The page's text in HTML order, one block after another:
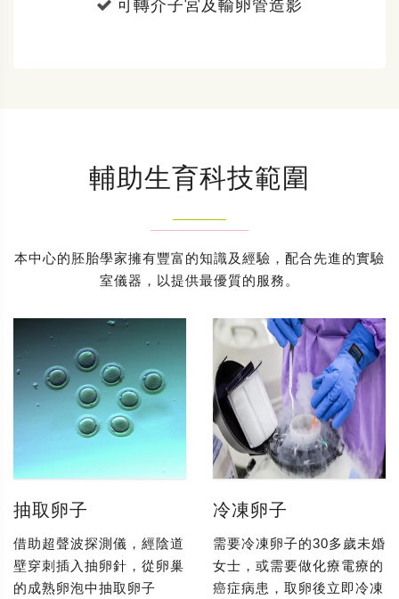
可轉介子宮及輸卵管造影
輔助生育科技範圍
本中心的胚胎學家擁有豐富的知識及經驗，配合先進的實驗
室儀器，以提供最優質的服務。
抽取卵子
借助超聲波探測儀，經陰道
壁穿刺插入抽卵針，從卵巢
的成熟卵泡中抽取卵子
冷凍卵子
需要冷凍卵子的30多歲未婚
女士，或需要做化療電療的
癌症病患，取卵後立即冷凍